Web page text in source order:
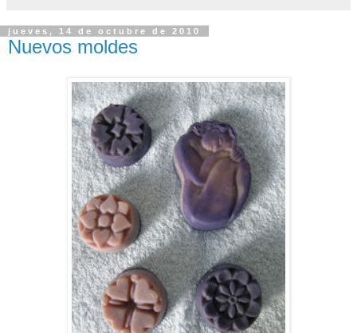
jueves, 14 de octubre de 2010
Nuevos moldes